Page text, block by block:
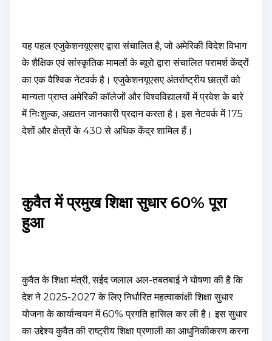
यह पहल एजुकेशनयूएसए द्वारा संचालित है, जो अमेरिकी विदेश विभाग
के शैक्षिक एवं सांस्कृतिक मामलों के ब्यूरो द्वारा संचालित परामर्श केंद्रों
का एक वैश्विक नेटवर्क है। एजुकेशनयूएसए अंतर्राष्ट्रीय छात्रों को
मान्यता प्राप्त अमेरिकी कॉलेजों और विश्वविद्यालयों में प्रवेश के बारे
में निःशुल्क, अद्यतन जानकारी प्रदान करता है। इस नेटवर्क में 175
देशों और क्षेत्रों के 430 से अधिक केंद्र शामिल हैं।
कुवैत में प्रमुख शिक्षा सुधार 60% पूरा
हुआ
कुवैत के शिक्षा मंत्री, सईद जलाल अल-तबतबाई ने घोषणा की है कि
देश ने 2025-2027 के लिए निर्धारित महत्वाकांक्षी शिक्षा सुधार
योजना के कार्यान्वयन में 60% प्रगति हासिल कर ली है। इस सुधार
का उद्देश्य कुवैत की राष्ट्रीय शिक्षा प्रणाली का आधुनिकीकरण करना